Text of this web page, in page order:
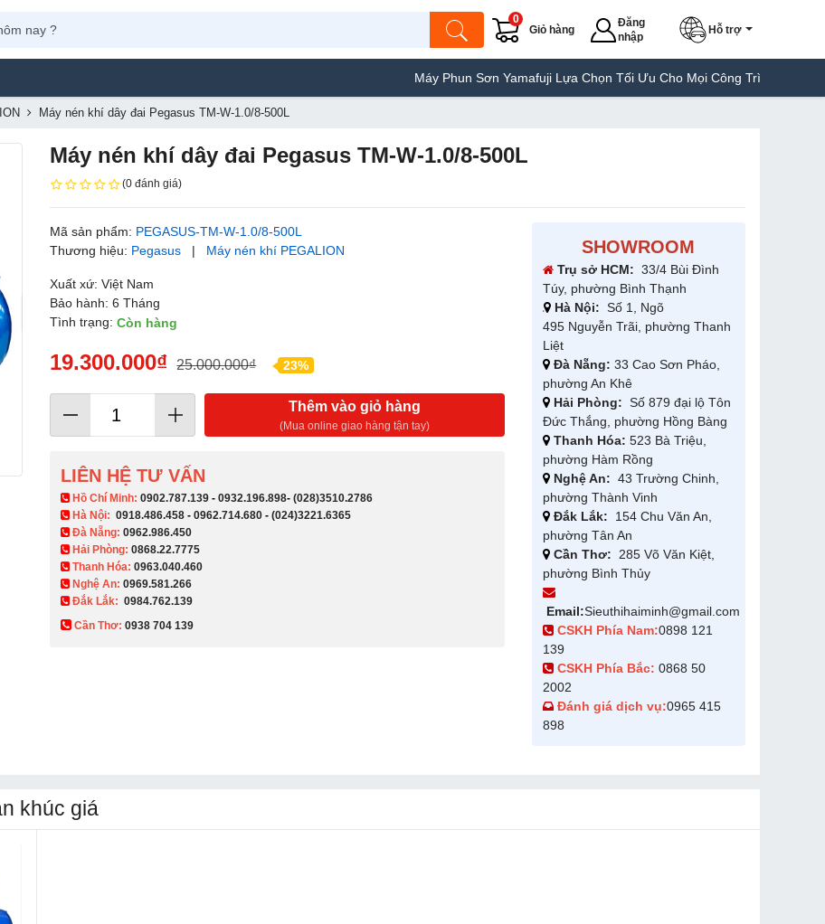
Giỏ hàng
0
Đăng
nhập
Hỗ trợ
Máy Phun Sơn Yamafuji Lựa Chọn Tối Ưu Cho Mọi Công Trình Máy Hàn Túi
Máy nén khí dây đai Pegasus TM-W-1.0/8-500L
Máy nén khí dây đai Pegasus TM-W-1.0/8-500L
(0 đánh giá)
Mã sản phẩm: PEGASUS-TM-W-1.0/8-500L
Thương hiệu: Pegasus | Máy nén khí PEGALION
Xuất xứ: Việt Nam
Bảo hành: 6 Tháng
Tình trạng:Còn hàng
19.300.000₫ 25.000.000₫ 23%
Thêm vào giỏ hàng
(Mua online giao hàng tận tay)
LIÊN HỆ TƯ VẤN
​ Hồ Chí Minh:0902.787.139 -0932.196.898-(028)3510.2786
Hà Nội:0918.486.458 -0962.714.680 -(024)3221.6365
Đà Nẵng:0962.986.450
Hải Phòng:0868.22.7775
Thanh Hóa:0963.040.460
Nghệ An:0969.581.266
Đắk Lắk: 0984.762.139
Cần Thơ:0938 704 139​
SHOWROOM
Trụ sở HCM: 33/4 Bùi Đình
Túy, phường Bình Thạnh
Hà Nội: Số 1, Ngõ
495 Nguyễn Trãi, phường Thanh
Liệt
Đà Nẵng: 33 Cao Sơn Pháo,
phường An Khê
Hải Phòng: Số 879 đại lộ Tôn
Đức Thắng, phường Hồng Bàng
Thanh Hóa: 523 Bà Triệu,
phường Hàm Rồng
Nghệ An: 43 Trường Chinh,
phường Thành Vinh
Đắk Lắk: 154 Chu Văn An,
phường Tân An
Cần Thơ: 285 Võ Văn Kiệt,
phường Bình Thủy
Email:Sieuthihaiminh@gmail.com
CSKH Phía Nam:0898 121
139
CSKH Phía Bắc: 0868 50
2002
Đánh giá dịch vụ:0965 415
898
khúc giá